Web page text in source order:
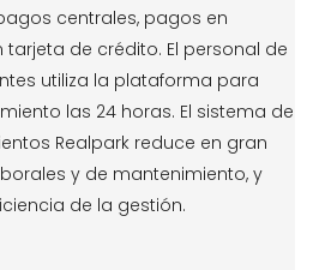
centrales, pagos en
de crédito. El personal de
utiliza la plataforma para
las 24 horas. El sistema de
Realpark reduce en gran
y de mantenimiento, y
de la gestión.